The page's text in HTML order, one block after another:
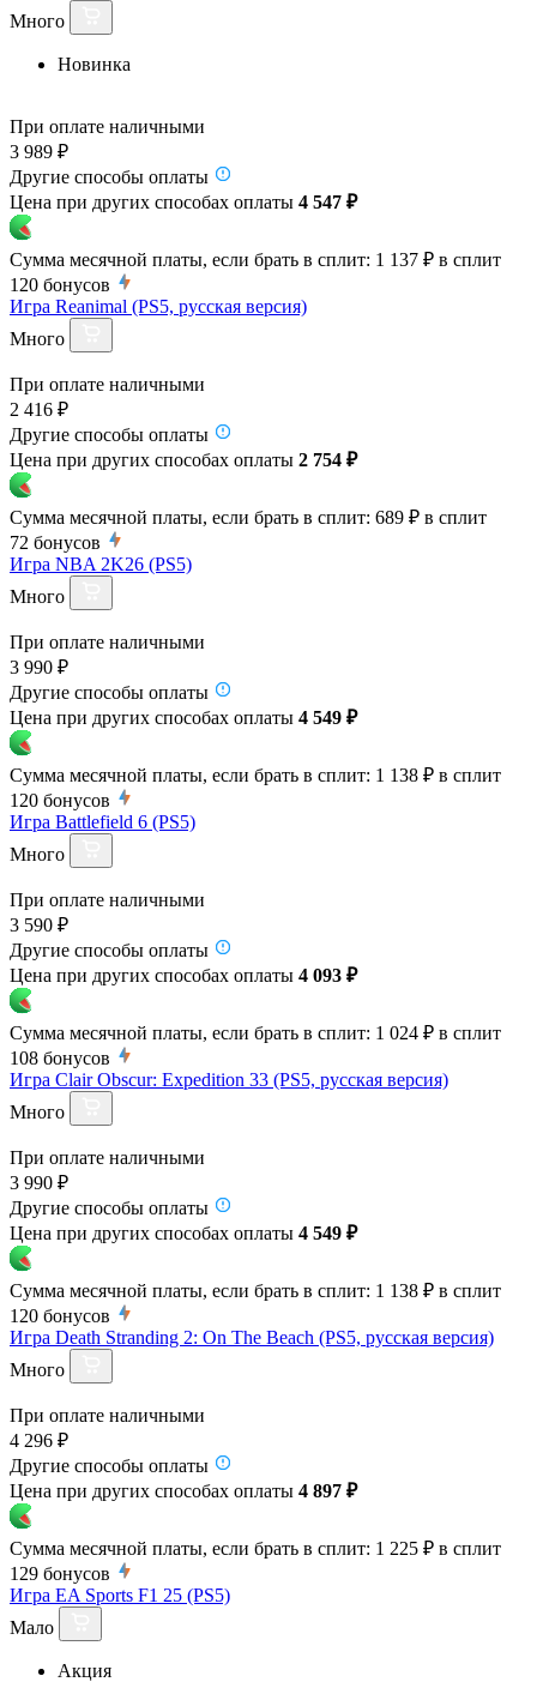
Много
Новинка
При оплате наличными
3 989 ₽
Другие способы оплаты
Цена при других способах оплаты 4 547 ₽
Сумма месячной платы, если брать в сплит: 1 137 ₽ в сплит
120 бонусов
Игра Reanimal (PS5, русская версия)
Много
При оплате наличными
2 416 ₽
Другие способы оплаты
Цена при других способах оплаты 2 754 ₽
Сумма месячной платы, если брать в сплит: 689 ₽ в сплит
72 бонусов
Игра NBA 2K26 (PS5)
Много
При оплате наличными
3 990 ₽
Другие способы оплаты
Цена при других способах оплаты 4 549 ₽
Сумма месячной платы, если брать в сплит: 1 138 ₽ в сплит
120 бонусов
Игра Battlefield 6 (PS5)
Много
При оплате наличными
3 590 ₽
Другие способы оплаты
Цена при других способах оплаты 4 093 ₽
Сумма месячной платы, если брать в сплит: 1 024 ₽ в сплит
108 бонусов
Игра Clair Obscur: Expedition 33 (PS5, русская версия)
Много
При оплате наличными
3 990 ₽
Другие способы оплаты
Цена при других способах оплаты 4 549 ₽
Сумма месячной платы, если брать в сплит: 1 138 ₽ в сплит
120 бонусов
Игра Death Stranding 2: On The Beach (PS5, русская версия)
Много
При оплате наличными
4 296 ₽
Другие способы оплаты
Цена при других способах оплаты 4 897 ₽
Сумма месячной платы, если брать в сплит: 1 225 ₽ в сплит
129 бонусов
Игра EA Sports F1 25 (PS5)
Мало
Акция